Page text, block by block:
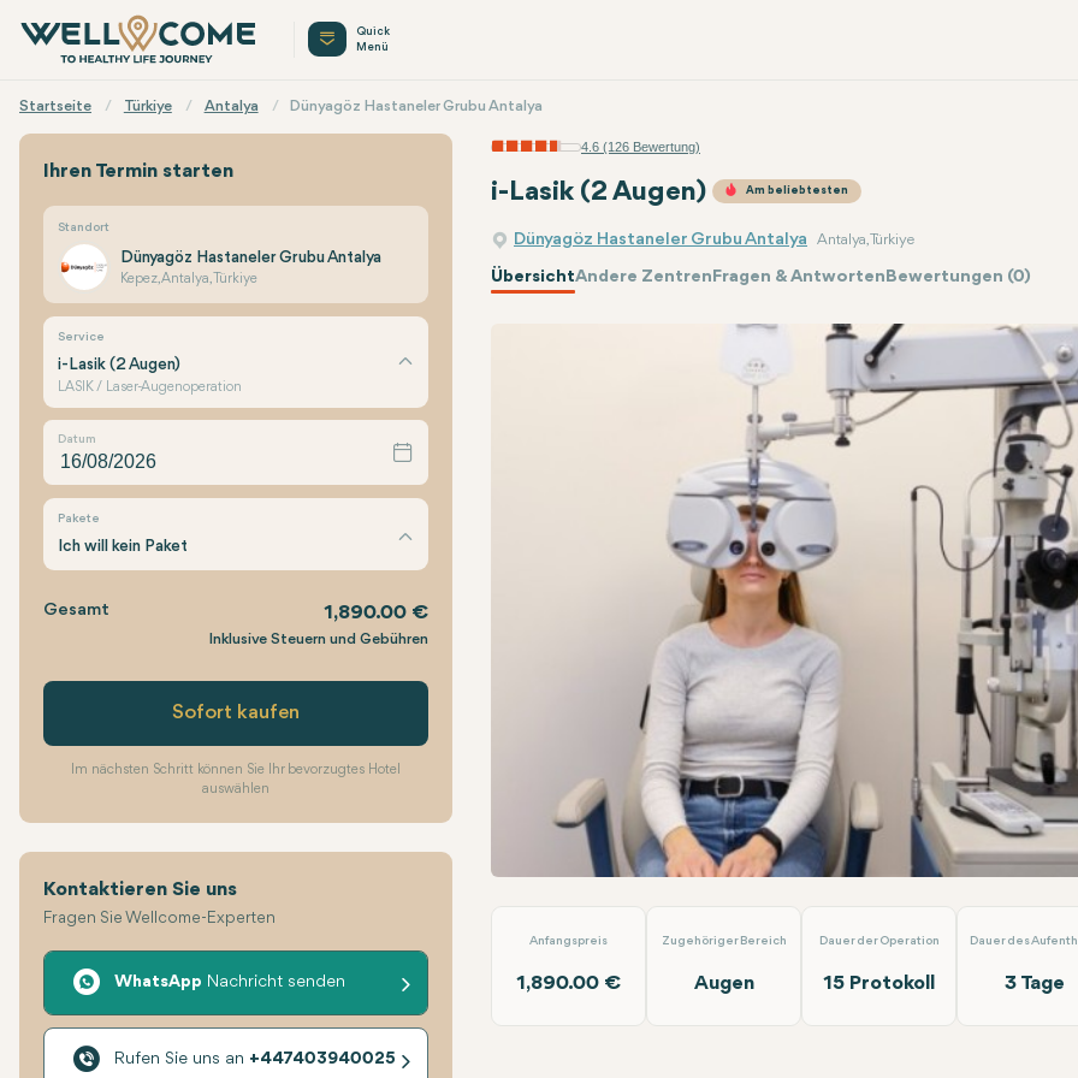
Quick
Menü
Startseite Türkiye Antalya Dünyagöz Hastaneler Grubu Antalya
4.6 (126 Bewertung)
i-Lasik (2 Augen) Am beliebtesten
Dünyagöz Hastaneler Grubu Antalya Antalya, Türkiye
ÜbersichtAndere ZentrenFragen & AntwortenBewertungen (0)
Anfangspreis
1,890.00 €
Zugehöriger Bereich
Augen
Dauer der Operation
15 Protokoll
Dauer des
3 Tage
Ihren Termin starten
Standort
Dünyagöz Hastaneler Grubu Antalya
Kepez, Antalya, Türkiye
Service
i-Lasik (2 Augen)
LASIK / Laser-Augenoperation
Datum
Pakete
Ich will kein Paket
Gesamt 1,890.00 €
Inklusive Steuern und Gebühren
Sofort kaufen
Im nächsten Schritt können Sie Ihr bevorzugtes Hotel
auswählen
Kontaktieren Sie uns
Fragen Sie Wellcome-Experten
WhatsApp Nachricht senden
Rufen Sie uns an +447403940025